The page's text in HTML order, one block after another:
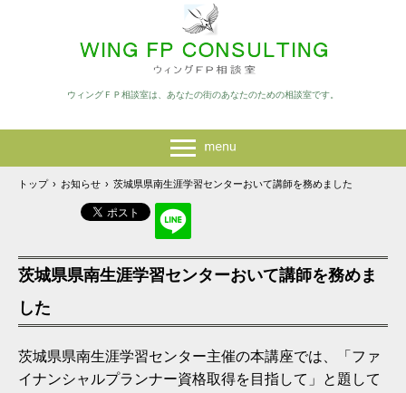
ウィングＦＰ相談室は、あなたの街のあなたのための相談室です。
トップ › お知らせ › 茨城県県南生涯学習センターおいて講師を務めました
茨城県県南生涯学習センターおいて講師を務めま
した
茨城県県南生涯学習センター主催の本講座では、「ファ
イナンシャルプランナー資格取得を目指して」と題して